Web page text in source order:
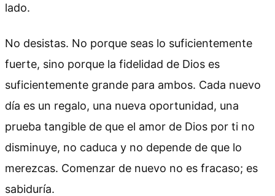
lado.
No desistas. No porque seas lo suficientemente
fuerte, sino porque la fidelidad de Dios es
suficientemente grande para ambos. Cada nuevo
día es un regalo, una nueva oportunidad, una
prueba tangible de que el amor de Dios por ti no
disminuye, no caduca y no depende de que lo
merezcas. Comenzar de nuevo no es fracaso; es
sabiduría.